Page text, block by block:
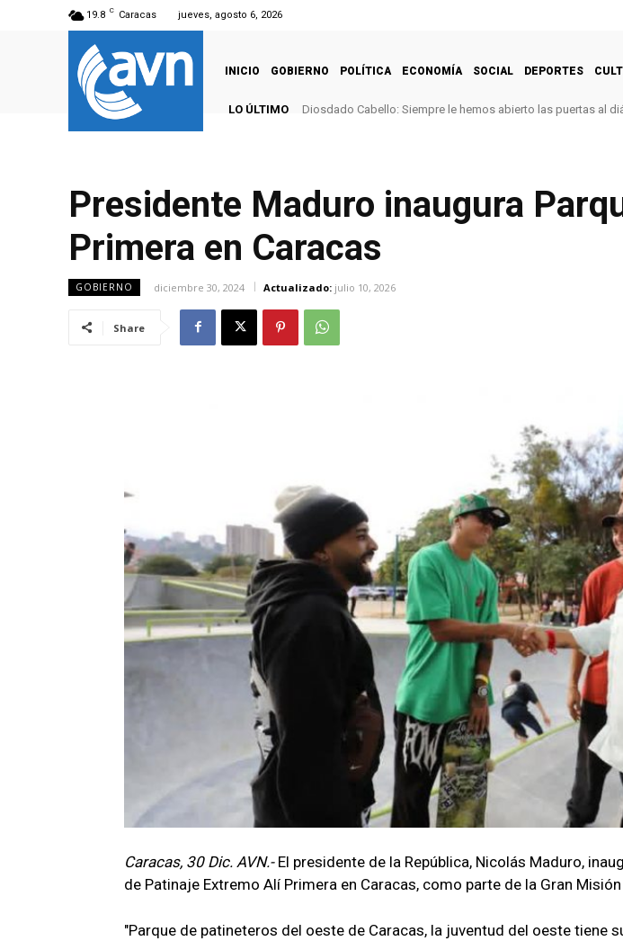
19.8 C Caracas jueves, agosto 6, 2026
INICIO GOBIERNO POLÍTICA ECONOMÍA SOCIAL DEPORTES
LO ÚLTIMO Diosdado Cabello: Siempre le hemos abierto las puertas al
Presidente Maduro inaugura
Primera en Caracas
GOBIERNO diciembre 30, 2024 Actualizado: julio 10, 2026
Share
Caracas, 30 Dic. AVN.- El presidente de la República, Nicolás Maduro,
de Patinaje Extremo Alí Primera en Caracas, como parte de la Gran
"Parque de patineteros del oeste de Caracas, la juventud del oeste tiene